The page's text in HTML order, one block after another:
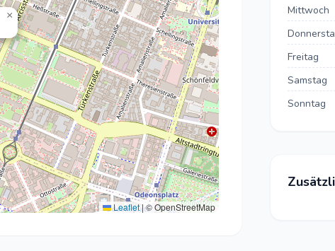
×
Leaflet|© OpenStreetMap
Mittwoch
Freitag
Samstag
Sonntag